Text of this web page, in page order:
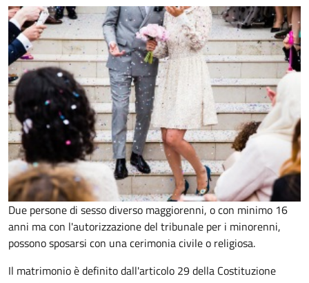
Due persone di sesso diverso maggiorenni, o con minimo 16
anni ma con l'autorizzazione del tribunale per i minorenni,
possono sposarsi con una cerimonia civile o religiosa.
Il matrimonio è definito dall'articolo 29 della Costituzione